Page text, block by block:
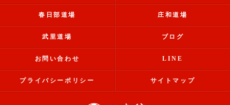
春日部道場 庄和道場
武里道場 ブログ
お問い合わせ LINE
プライバシーポリシー サイトマップ